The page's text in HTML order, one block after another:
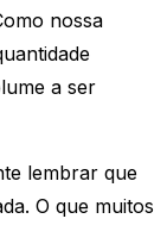
nossa
a ser
lembrar que
O que muitos